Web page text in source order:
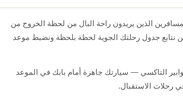
الذين يريدون راحة البال من لحظة الخروج من
نتابع جدول رحلتك الجوية لحظة بلحظة ونضبط موعد
التاكسي — سيارتك جاهزة أمام بابك في الموعد
رحلات الاستقبال.